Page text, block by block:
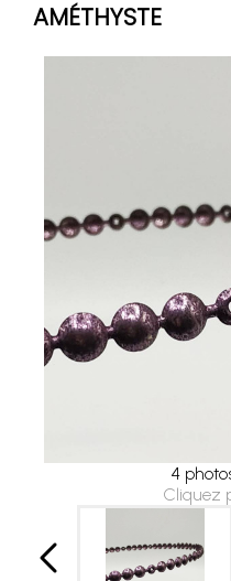
AMÉTHYSTE
4
Cliquez